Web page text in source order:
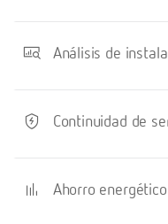
Análisis de
Continuidad de
Ahorro energético